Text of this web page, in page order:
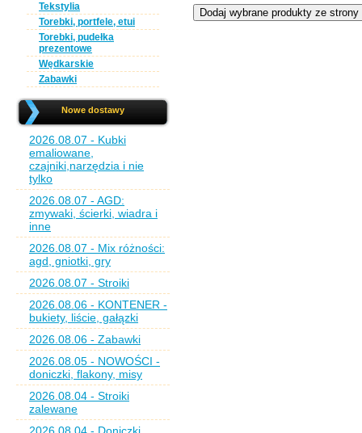
Tekstylia
Torebki, portfele, etui
Torebki, pudełka
prezentowe
Wędkarskie
Zabawki
Nowe dostawy
2026.08.07 - Kubki
emaliowane,
czajniki,narzędzia i nie
tylko
2026.08.07 - AGD:
zmywaki, ścierki, wiadra i
inne
2026.08.07 - Mix różności:
agd, gniotki, gry
2026.08.07 - Stroiki
2026.08.06 - KONTENER -
bukiety, liście, gałązki
2026.08.06 - Zabawki
2026.08.05 - NOWOŚCI -
doniczki, flakony, misy
2026.08.04 - Stroiki
zalewane